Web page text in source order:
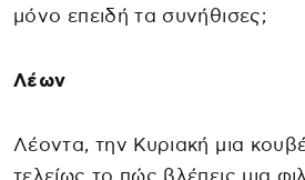
μόνο επειδή τα συνήθισες;
Λέων
Λέοντα, την Κυριακή μια
τελείως το πώς βλέπεις μια